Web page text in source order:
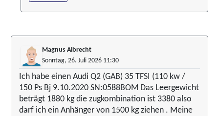
Magnus Albrecht
Sonntag, 26. Juli 2026 11:30
Ich habe einen Audi Q2 (GAB) 35 TFSI (110 kw /
150 Ps Bj 9.10.2020 SN:0588BOM Das Leergewicht
beträgt 1880 kg die zugkombination ist 3380 also
darf ich ein Anhänger von 1500 kg ziehen . Meine